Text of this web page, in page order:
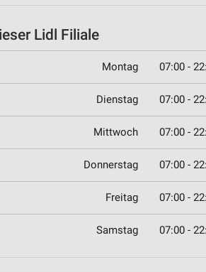
Lidl Filiale
Montag 07:00 -
Dienstag 07:00 -
Mittwoch 07:00 -
Donnerstag 07:00 -
Freitag 07:00 -
Samstag 07:00 -